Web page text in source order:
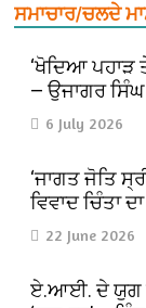
ਸਮਾਚਾਰ/ਚਲਦੇ
‘ਖੋਦਿਆ ਪਹਾੜ
— ਉਜਾਗਰ ਸਿੰਘ
6 July 2026
‘ਜਾਗਤ ਜੋਤਿ
ਵਿਵਾਦ ਚਿੰਤਾ
22 June 2026
ਏ.ਆਈ. ਦੇ ਯੁਗ